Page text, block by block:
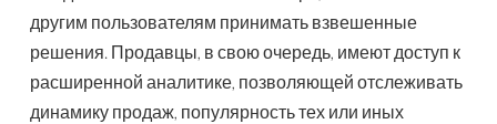
другим пользователям принимать взвешенные
решения. Продавцы, в свою очередь, имеют доступ к
расширенной аналитике, позволяющей отслеживать
динамику продаж, популярность тех или иных